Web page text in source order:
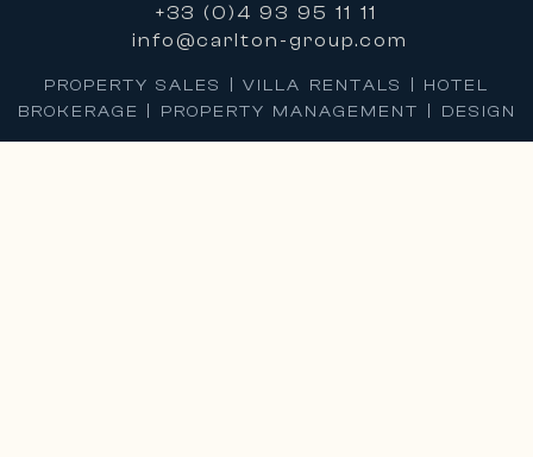
+33 (0)4 93 95 11 11
info@carlton-group.com
PROPERTY SALES | VILLA RENTALS | HOTEL
BROKERAGE | PROPERTY MANAGEMENT | DESIGN